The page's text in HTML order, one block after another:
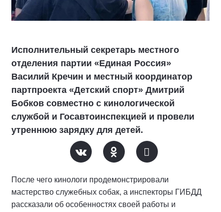
Исполнительный секретарь местного
отделения партии «Единая Россия»
Василий Кречин и местный координатор
партпроекта «Детский спорт» Дмитрий
Бобков совместно с кинологической
службой и Госавтоинспекцией и провели
утреннюю зарядку для детей.
После чего кинологи продемонстрировали
мастерство служебных собак, а инспекторы ГИБДД
рассказали об особенностях своей работы и